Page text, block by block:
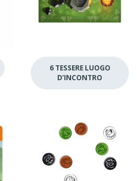
6 TESSERE LUOGO
D’INCONTRO